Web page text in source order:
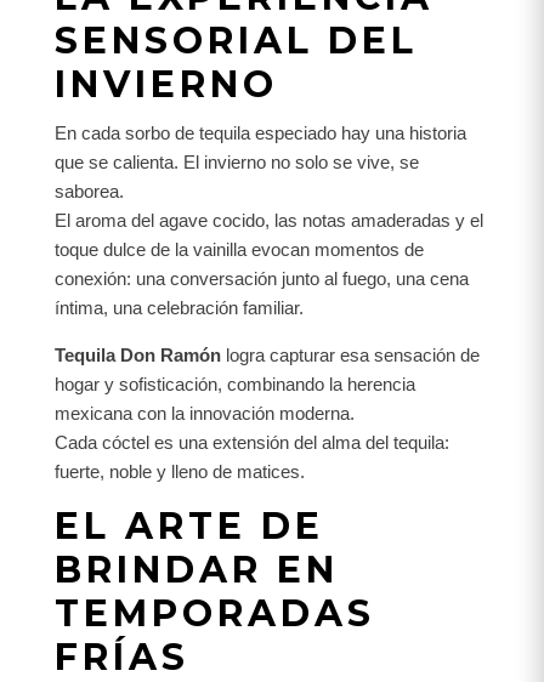
SENSORIAL DEL
INVIERNO
En cada sorbo de tequila especiado hay una historia
que se calienta. El invierno no solo se vive, se
saborea.
El aroma del agave cocido, las notas amaderadas y el
toque dulce de la vainilla evocan momentos de
conexión: una conversación junto al fuego, una cena
íntima, una celebración familiar.
Tequila Don Ramón logra capturar esa sensación de
hogar y sofisticación, combinando la herencia
mexicana con la innovación moderna.
Cada cóctel es una extensión del alma del tequila:
fuerte, noble y lleno de matices.
EL ARTE DE
BRINDAR EN
TEMPORADAS
FRÍAS